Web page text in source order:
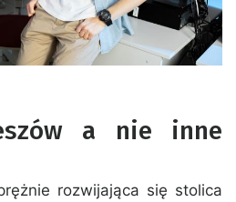
a nie inne
rozwijająca się stolica